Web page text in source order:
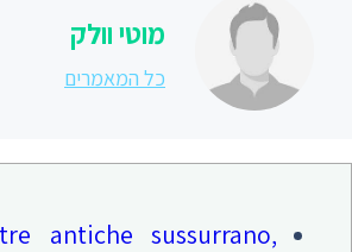
מוטי וולק
כל המאמרים
antiche sussurrano,